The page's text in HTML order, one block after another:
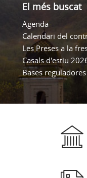
El més buscat
Agenda
Calendari del
Les Preses a la
Casals d'estiu
Bases